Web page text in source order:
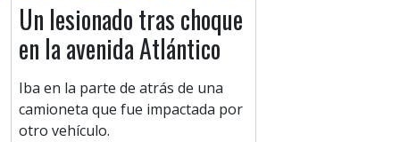
Un lesionado tras choque
en la avenida Atlántico
Iba en la parte de atrás de una
camioneta que fue impactada por
otro vehículo.